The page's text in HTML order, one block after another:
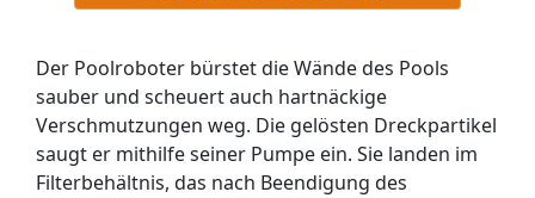
Der Poolroboter bürstet die Wände des Pools
sauber und scheuert auch hartnäckige
Verschmutzungen weg. Die gelösten Dreckpartikel
saugt er mithilfe seiner Pumpe ein. Sie landen im
Filterbehältnis, das nach Beendigung des